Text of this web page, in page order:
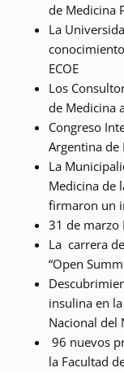
de Medicina
La
ECOE
Los
de Medicina
Congreso
Argentina de
La
Medicina de
firmaron un
31 de marzo
La carrera
“Open
insulina en
Nacional del
96 nuevos
la Facultad